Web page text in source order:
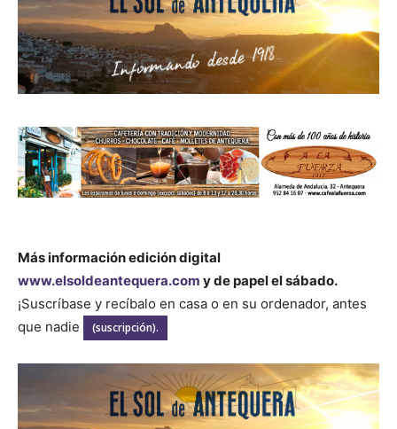
Más información edición digital
www.elsoldeantequera.com y de papel el sábado.
¡Suscríbase y recíbalo en casa o en su ordenador, antes
que nadie
(suscripción).